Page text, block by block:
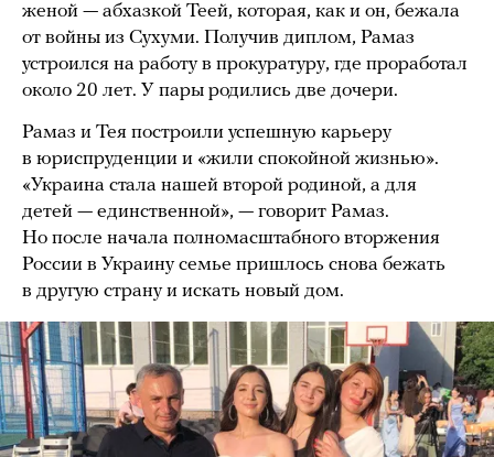
женой — абхазкой Теей, которая, как и он, бежала
от войны из Сухуми. Получив диплом, Рамаз
устроился на работу в прокуратуру, где проработал
около 20 лет. У пары родились две дочери.
Рамаз и Тея построили успешную карьеру
в юриспруденции и «жили спокойной жизнью».
«Украина стала нашей второй родиной, а для
детей — единственной», — говорит Рамаз.
Но после начала полномасштабного вторжения
России в Украину семье пришлось снова бежать
в другую страну и искать новый дом.